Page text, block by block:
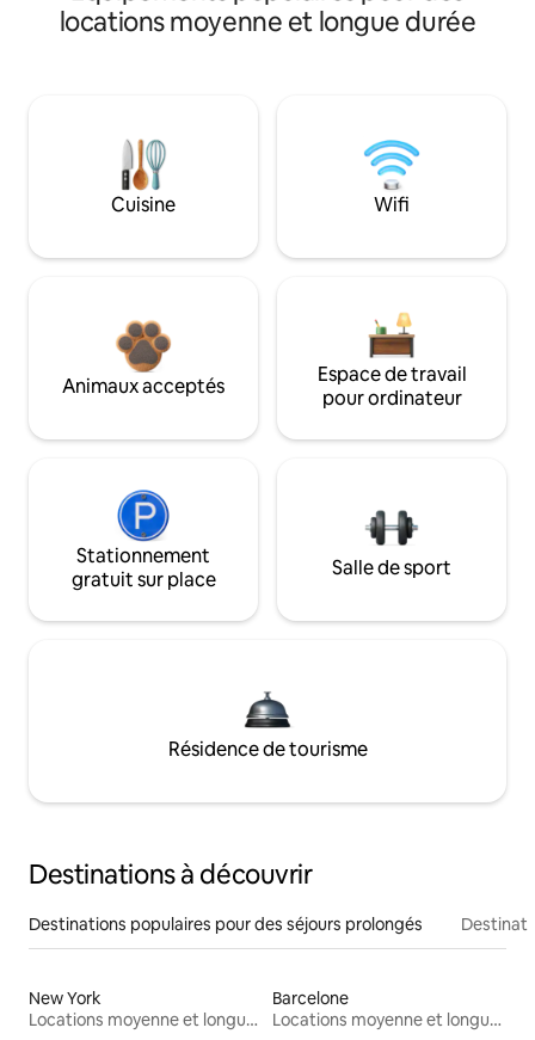
locations moyenne et longue durée
Cuisine Wifi
Animaux acceptés
Espace de travail
pour ordinateur
Stationnement
gratuit sur place
Salle de sport
Résidence de tourisme
Destinations à découvrir
Destinations populaires pour des séjours prolongés
New York
Locations moyenne et longue durée
Barcelone
Locations moyenne et longue durée